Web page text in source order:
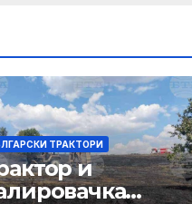
ТРАКТОРИ
и